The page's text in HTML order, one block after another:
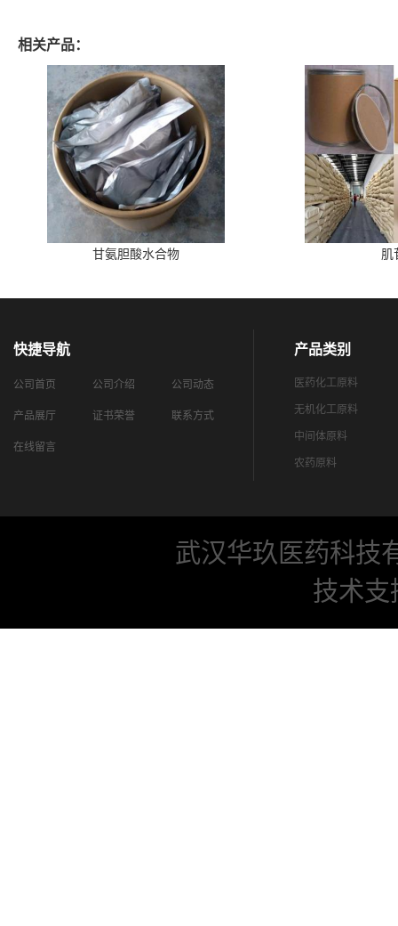
相关产品：
甘氨胆酸水合物 肌
快捷导航
公司首页 公司介绍 公司动态
产品展厅 证书荣誉 联系方式
在线留言
产品类别
医药化工原料
无机化工原料
中间体原料
农药原料
武汉华玖医药科技
技术